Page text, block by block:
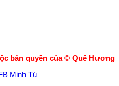
bản quyền của © Quê Hương
Minh Tú